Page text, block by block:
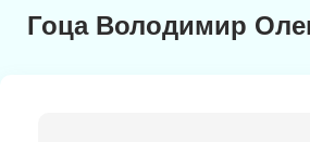
Гоца Володимир